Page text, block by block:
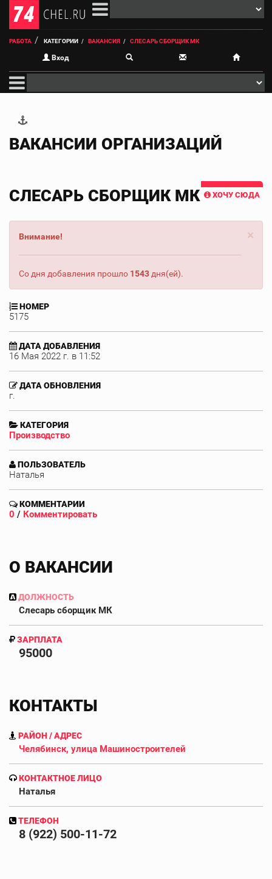
РАБОТА КАТЕГОРИИ ВАКАНСИЯ СЛЕСАРЬ СБОРЩИК МК
Вход
ВАКАНСИИ ОРГАНИЗАЦИЙ
ХОЧУ СЮДА
СЛЕСАРЬ СБОРЩИК МК
×
Внимание!
Со дня добавления прошло 1543 дня(ей).
НОМЕР
5175
ДАТА ДОБАВЛЕНИЯ
16 Мая 2022 г. в 11:52
ДАТА ОБНОВЛЕНИЯ
г.
КАТЕГОРИЯ
Производство
ПОЛЬЗОВАТЕЛЬ
Наталья
КОММЕНТАРИИ
0 / Комментировать
О ВАКАНСИИ
ДОЛЖНОСТЬ
Слесарь сборщик МК
ЗАРПЛАТА
95000
КОНТАКТЫ
РАЙОН / АДРЕС
Челябинск, улица Машиностроителей
КОНТАКТНОЕ ЛИЦО
Наталья
ТЕЛЕФОН
8 (922) 500-11-72